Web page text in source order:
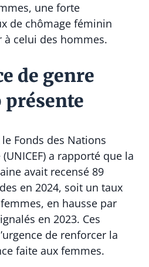
une forte
de chômage féminin
celui des hommes.
de genre
présente
le Fonds des Nations
a rapporté que la
avait recensé 89
en 2024, soit un taux
en hausse par
en 2023. Ces
de renforcer la
faite aux femmes.